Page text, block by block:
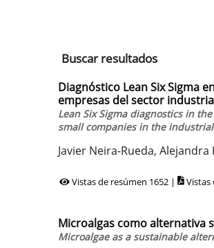
Buscar resultados
Diagnóstico Lean Six Sigma
empresas del sector
Lean Six Sigma diagnostics in
small companies in the
Javier Neira-Rueda,
Vistas de resúmen 1652 | Vistas
Microalgas como alternativa
Microalgae as a sustainable